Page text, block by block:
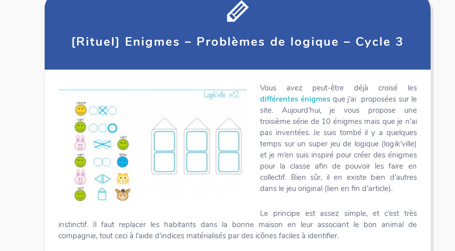
[Rituel] Enigmes – Problèmes de logique – Cycle 3
Vous avez peut-être déjà croisé les
différentes énigmesque j’ai proposées sur le
site. Aujourd’hui, je vous propose une
troisième série de 10 énigmes mais que je n’ai
pas inventées. Je suis tombé il y a quelques
temps sur un super jeu de logique (logik’ville)
et je m’en suis inspiré pour créer des énigmes
pour la classe afin de pouvoir les faire en
collectif. Bien sûr, il en existe bien d’autres
dans le jeu original (lien en fin d’article).
Le principe est assez simple, et c’est très
instinctif. Il faut replacer les habitants dans la bonne maison en leur associant le bon animal de
compagnie, tout ceci à l’aide d’indices matérialisés par des icônes faciles à identifier.
Coffret rallye - Tour du monde - 50 fiches illustrées